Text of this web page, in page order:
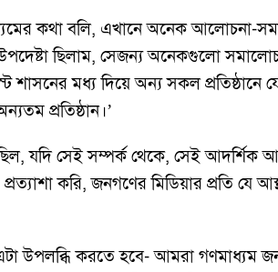
কথা বলি, এখানে অনেক আলোচনা-
ছিলাম, সেজন্য অনেকগুলো
মধ্য দিয়ে অন্য সকল প্রতিষ্ঠানে
প্রতিষ্ঠান।’
যদি সেই সম্পর্ক থেকে, সেই আদর্শিক
করি, জনগণের মিডিয়ার প্রতি যে
করতে হবে- আমরা গণমাধ্যম